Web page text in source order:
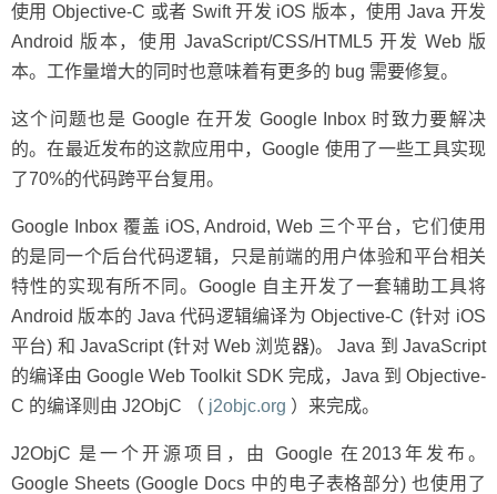
使用 Objective-C 或者 Swift 开发 iOS 版本，使用 Java 开发
Android 版本，使用 JavaScript/CSS/HTML5 开发 Web 版
本。工作量增大的同时也意味着有更多的 bug 需要修复。
这个问题也是 Google 在开发 Google Inbox 时致力要解决
的。在最近发布的这款应用中，Google 使用了一些工具实现
了70%的代码跨平台复用。
Google Inbox 覆盖 iOS, Android, Web 三个平台，它们使用
的是同一个后台代码逻辑，只是前端的用户体验和平台相关
特性的实现有所不同。Google 自主开发了一套辅助工具将
Android 版本的 Java 代码逻辑编译为 Objective-C (针对 iOS
平台) 和 JavaScript (针对 Web 浏览器)。 Java 到 JavaScript
的编译由 Google Web Toolkit SDK 完成，Java 到 Objective-
C 的编译则由 J2ObjC （ j2objc.org ）来完成。
J2ObjC 是一个开源项目，由 Google 在2013年发布。
Google Sheets (Google Docs 中的电子表格部分) 也使用了